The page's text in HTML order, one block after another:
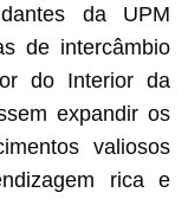
da UPM
de intercâmbio
do Interior da
expandir os
valiosos
rica e